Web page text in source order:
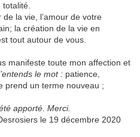
la vie, l’amour de votre
la création de la vie en
tout autour de vous.
manifeste toute mon affection et
le mot : patience,
prend un terme nouveau ;
apporté. Merci.
le 19 décembre 2020